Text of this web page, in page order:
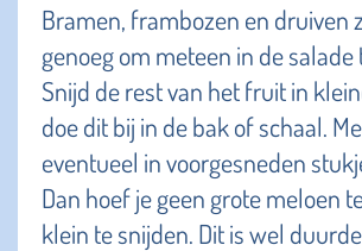
Bramen, frambozen en druiven
genoeg om meteen in de salade
Snijd de rest van het fruit in
doe dit bij in de bak of schaal.
eventueel in voorgesneden
Dan hoef je geen grote meloen
klein te snijden. Dit is wel